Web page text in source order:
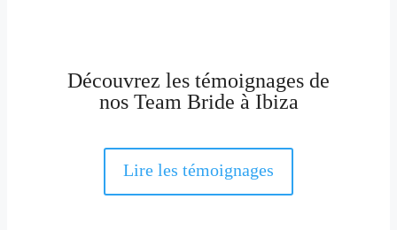
Découvrez les témoignages de
nos Team Bride à Ibiza
Lire les témoignages